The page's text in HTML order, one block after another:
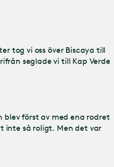
tog vi oss över Biscaya till
seglade vi till Kap Verde
först av med ena rodret
inte så roligt. Men det var